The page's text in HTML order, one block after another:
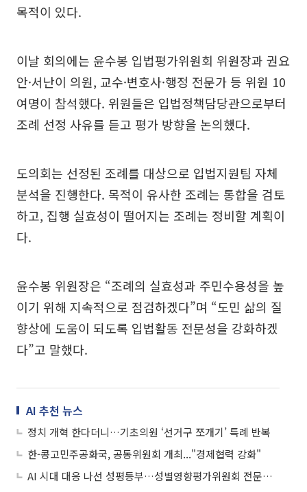
목적이 있다.
이날 회의에는 윤수봉 입법평가위원회 위원장과 권요
안·서난이 의원, 교수·변호사·행정 전문가 등 위원 10
여명이 참석했다. 위원들은 입법정책담당관으로부터
조례 선정 사유를 듣고 평가 방향을 논의했다.
도의회는 선정된 조례를 대상으로 입법지원팀 자체
분석을 진행한다. 목적이 유사한 조례는 통합을 검토
하고, 집행 실효성이 떨어지는 조례는 정비할 계획이
다.
윤수봉 위원장은 “조례의 실효성과 주민수용성을 높
이기 위해 지속적으로 점검하겠다”며 “도민 삶의 질
향상에 도움이 되도록 입법활동 전문성을 강화하겠
다”고 말했다.
AI 추천 뉴스
정치 개혁 한다더니…기초의원 ‘선거구 쪼개기’ 특례 반복
한-콩고민주공화국, 공동위원회 개최..."경제협력 강화"
AI 시대 대응 나선 성평등부…성별영향평가위원회 전문성 강화